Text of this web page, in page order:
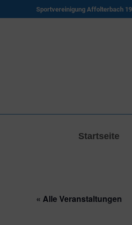
Sportvereinigung Affolterbach
Startseite
« Alle Veranstaltungen